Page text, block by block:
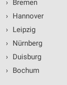
›
Bremen
›
Hannover
›
Leipzig
›
Nürnberg
›
Duisburg
›
Bochum